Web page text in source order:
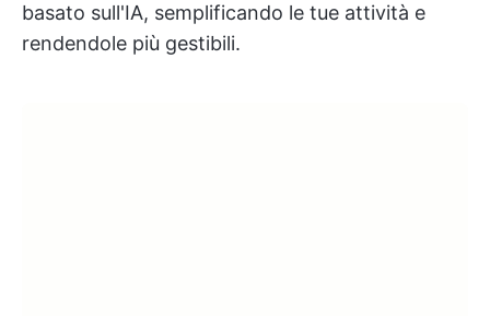
basato sull'IA, semplificando le tue attività e
rendendole più gestibili.